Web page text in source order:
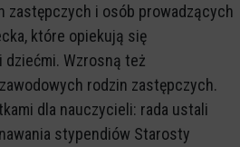
zastępczych i osób prowadzących
które opiekują się
dziećmi. Wzrosną też
rodzin zastępczych.
dla nauczycieli: rada ustali
stypendiów Starosty